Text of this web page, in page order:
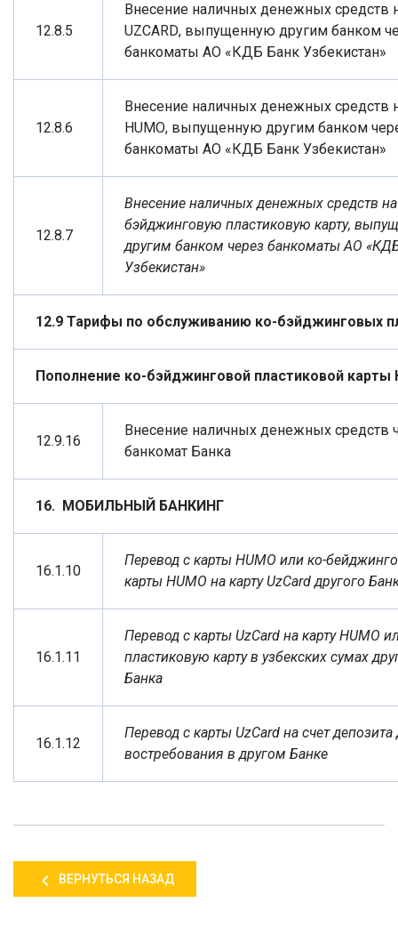
12.8.5
Внесение наличных денежных средств
UZCARD, выпущенную другим банком
банкоматы АО «КДБ Банк Узбекистан»
12.8.6
Внесение наличных денежных средств
HUMO, выпущенную другим банком
банкоматы АО «КДБ Банк Узбекистан»
12.8.7
Внесение наличных денежных средств
бэйджинговую пластиковую карту,
другим банком через банкоматы АО
Узбекистан»
12.9 Тарифы по обслуживанию ко-бэйджинговых
Пополнение ко-бэйджинговой пластиковой карты
12.9.16
Внесение наличных денежных средств
банкомат Банка
16. МОБИЛЬНЫЙ БАНКИНГ
16.1.10
Перевод с карты HUMO или ко-
карты HUMO на карту UzCardдругого
16.1.11
Перевод с карты UzCard на картуHUMO
пластиковую карту в узбекских сумах
Банка
16.1.12
Перевод с карты UzCard на счет депозита
востребования в другом Банке
ВЕРНУТЬСЯ НАЗАД